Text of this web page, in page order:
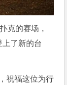
克的赛场，
了新的台
祝福这位为行